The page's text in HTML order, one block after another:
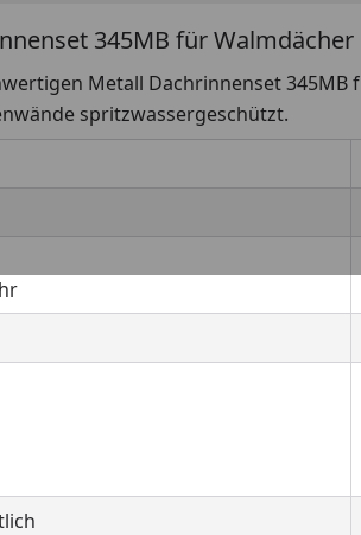
345MB für Walmdächer
Metall Dachrinnenset 345MB
spritzwassergeschützt.